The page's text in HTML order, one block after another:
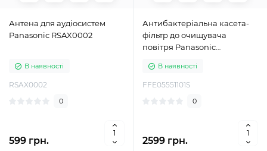
Антена для аудіосистем
Panasonic RSAX0002
В наявності
RSAX0002
0
599 грн.
Антибактеріальна касета-
фільтр до очищувача
повітря Panasonic
В наявності
FFE05551101S
0
2599 грн.